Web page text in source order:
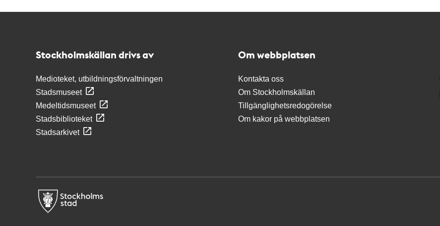
Stockholmskällan drivs av
Medioteket, utbildningsförvaltningen
Stadsmuseet
Medeltidsmuseet
Stadsbiblioteket
Stadsarkivet
Om webbplatsen
Kontakta oss
Om Stockholmskällan
Tillgänglighetsredogörelse
Om kakor på webbplatsen